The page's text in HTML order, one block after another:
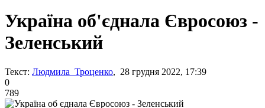
Україна об'єднала Євросоюз -
Зеленський
Текст: Людмила Троценко, 28 грудня 2022, 17:39
0
789